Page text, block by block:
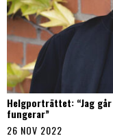
Helgporträttet: “Jag
fungerar”
26 NOV 2022